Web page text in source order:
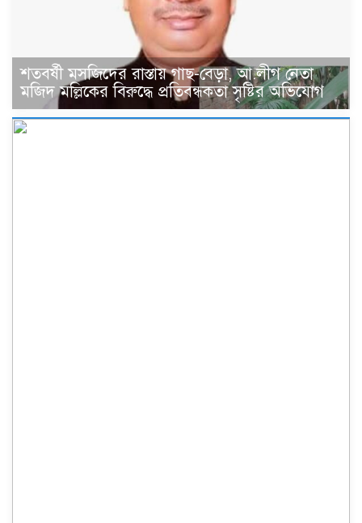
শতবর্ষী মসজিদের রাস্তায় গাছ-বেড়া, আ.লীগ নেতা
মজিদ মল্লিকের বিরুদ্ধে প্রতিবন্ধকতা সৃষ্টির অভিযোগ